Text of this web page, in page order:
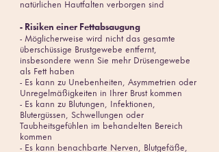
natürlichen Hautfalten verborgen sind
- Risiken einer Fettabsaugung
- Möglicherweise wird nicht das gesamte
überschüssige Brustgewebe entfernt,
insbesondere wenn Sie mehr Drüsengewebe
als Fett haben
- Es kann zu Unebenheiten, Asymmetrien oder
Unregelmäßigkeiten in Ihrer Brust kommen
- Es kann zu Blutungen, Infektionen,
Blutergüssen, Schwellungen oder
Taubheitsgefühlen im behandelten Bereich
kommen
- Es kann benachbarte Nerven, Blutgefäße,